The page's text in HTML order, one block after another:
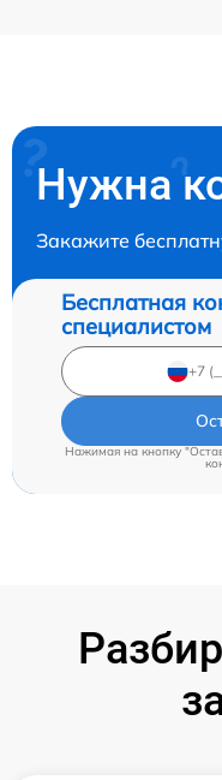
Нужна
Закажите
Бесплатная
специалистом
Нажимая на кнопку